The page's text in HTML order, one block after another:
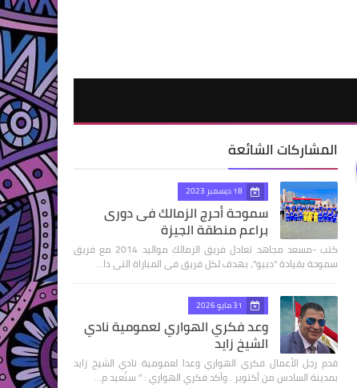
المشاركات الشائعة
18 ديسمبر 2023
سموحة أحرج الزمالك فى دورى
براعم منطقة الجيزة
كتب -مسعد مجاهد تعادل فريق الزمالك مواليد 2014 مع فريق
سموحة بقيادة "ديبو"، بهدف لكل فريق فى المباراة التى دا…
31 مايو 2026
وعد فكري الهواري لعمومية نادي
الشيخ زايد
قدم رجل الأعمال فكري الهواري وعدا لعمومية نادي الشيخ زايد
بمدينة السادس من أكتوبر . وأكد فكري الهواري : " سنُعيد م…